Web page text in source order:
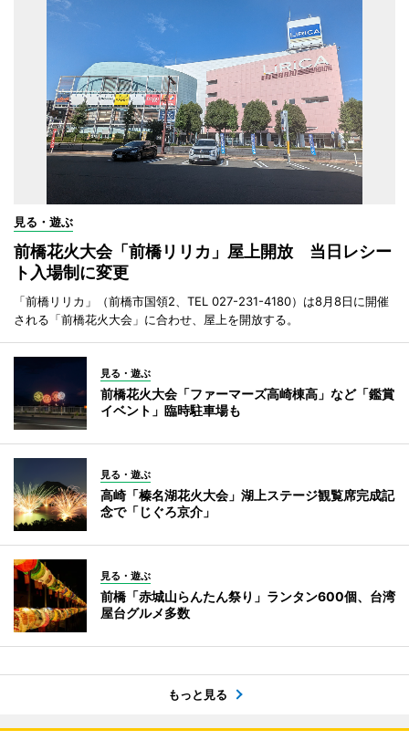
見る・遊ぶ
前橋花火大会「前橋リリカ」屋上開放 当日レシー
ト入場制に変更
「前橋リリカ」（前橋市国領2、TEL 027-231-4180）は8月8日に開催
される「前橋花火大会」に合わせ、屋上を開放する。
見る・遊ぶ
前橋花火大会「ファーマーズ高崎棟高」など「鑑賞
イベント」臨時駐車場も
見る・遊ぶ
高崎「榛名湖花火大会」湖上ステージ観覧席完成記
念で「じぐろ京介」
見る・遊ぶ
前橋「赤城山らんたん祭り」ランタン600個、台湾
屋台グルメ多数
もっと見る